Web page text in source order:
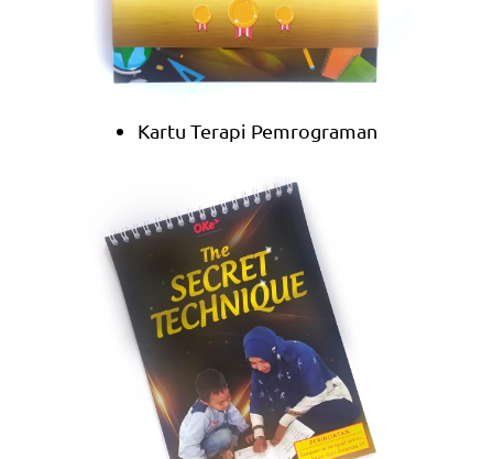
Kartu Terapi Pemrograman